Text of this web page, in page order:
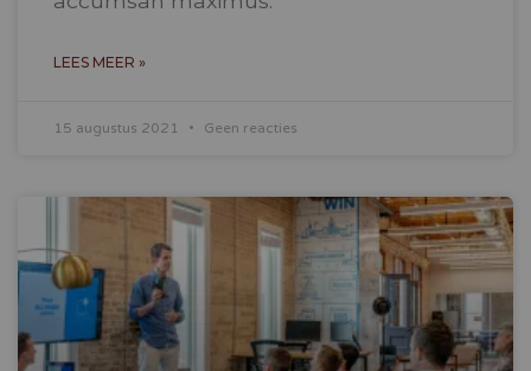
LEES MEER »
15 augustus 2021 Geen reacties